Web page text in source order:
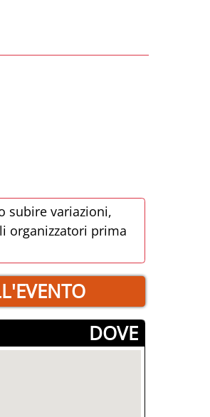
subire variazioni,
organizzatori prima
­DOVE